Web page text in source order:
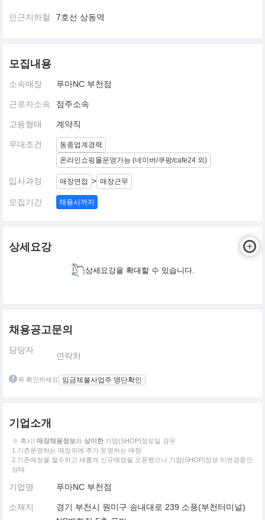
인근지하철 7호선 상동역
모집내용
소속매장 푸마NC 부천점
근로자소속 점주소속
고용형태 계약직
우대조건
동종업계경력
온라인쇼핑몰운영가능 (네이버/쿠팡/cafe24 외)
입사과정 매장면접 > 매장근무
모집기간 채용시까지
상세요강
상세요강을 확대할 수 있습니다.
채용공고문의
담당자
연락처
꼭 확인하세요 임금체불사업주 명단확인
기업소개
※ 혹시! 매장채용정보와 상이한 기업(SHOP)정보일 경우
1.기존운영하는 매장외에 추가 운영하는 매장
2.기존매장을 철수하고 새롭게 신규매장을 오픈했으나 기업(SHOP)정보 미변경중인
상태
기업명 푸마NC 부천점
소재지
경기 부천시 원미구 송내대로 239 소풍(부천터미널)